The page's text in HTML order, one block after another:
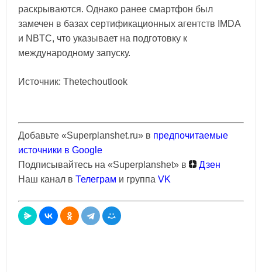
раскрываются. Однако ранее смартфон был
замечен в базах сертификационных агентств IMDA
и NBTC, что указывает на подготовку к
международному запуску.
Источник: Thetechoutlook
Добавьте «Superplanshet.ru» в предпочитаемые
источники в Google
Подписывайтесь на «Superplanshet» в
Дзен
Наш канал в Телеграм и группа VK